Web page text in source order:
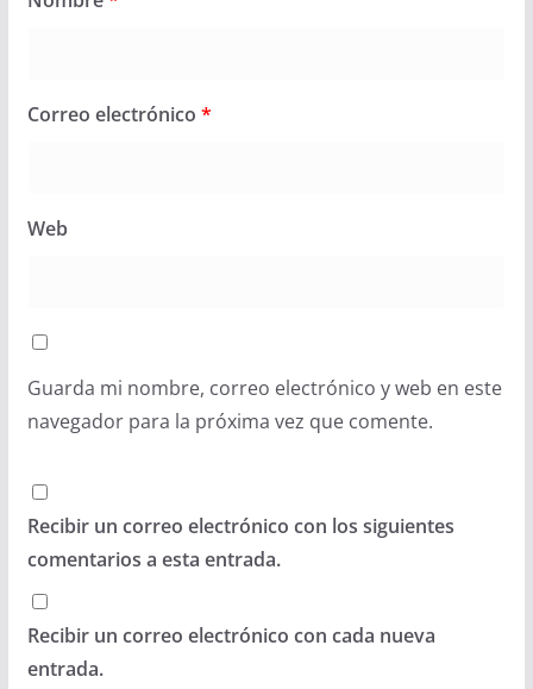
Correo electrónico *
Web
Guarda mi nombre, correo electrónico y web en este
navegador para la próxima vez que comente.
Recibir un correo electrónico con los siguientes
comentarios a esta entrada.
Recibir un correo electrónico con cada nueva
entrada.